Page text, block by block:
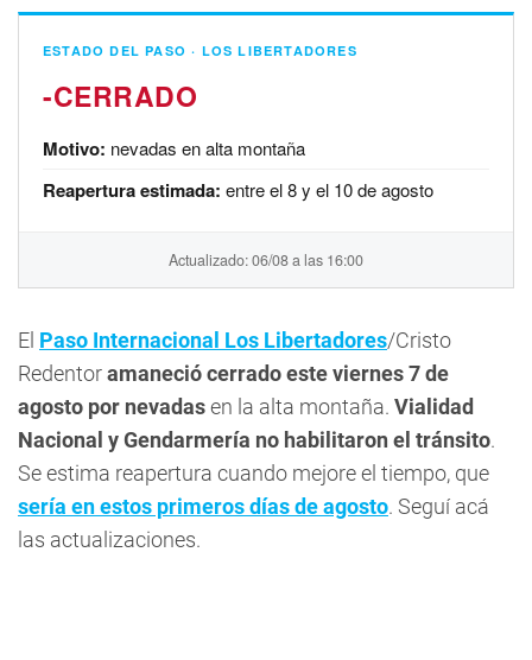
ESTADO DEL PASO · LOS LIBERTADORES
-
Motivo: nevadas en alta montaña
Reapertura estimada: entre el 8 y el 10 de agosto
Actualizado: 06/08 a las 16:00
El Paso Internacional Los Libertadores/Cristo
Redentoramaneció cerrado este viernes 7 de
agosto por nevadasen la alta montaña. Vialidad
Nacional y Gendarmería no habilitaron el tránsito.
Se estima reapertura cuando mejore el tiempo, que
sería en estos primeros días de agosto. Seguí acá
las actualizaciones.